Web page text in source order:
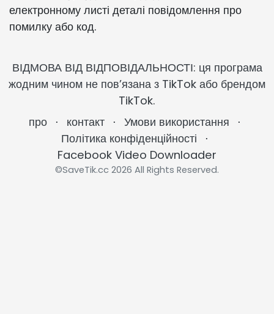
електронному листі деталі повідомлення про
помилку або код.
ВІДМОВА ВІД ВІДПОВІДАЛЬНОСТІ: ця програма
жодним чином не пов’язана з TikTok або брендом
TikTok.
про
⋅ контакт ⋅ Умови використання
⋅
Політика конфіденційності
⋅
Facebook Video Downloader
©SaveTik.cc 2026 All Rights Reserved.